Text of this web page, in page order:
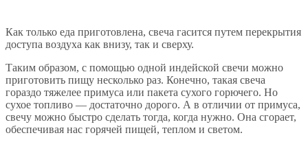
Как только еда приготовлена, свеча гасится путем перекрытия
доступа воздуха как внизу, так и сверху.
Таким образом, с помощью одной индейской свечи можно
приготовить пищу несколько раз. Конечно, такая свеча
гораздо тяжелее примуса или пакета сухого горючего. Но
сухое топливо — достаточно дорого. А в отличии от примуса,
свечу можно быстро сделать тогда, когда нужно. Она сгорает,
обеспечивая нас горячей пищей, теплом и светом.